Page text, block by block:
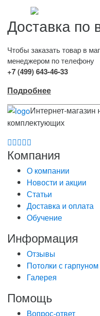
Доставка по
Чтобы заказать товар в
менеджером по телефону
+7 (499) 643-46-33
Подробнее
Интернет-магазин
комплектующих
Компания
О компании
Новости и акции
Статьи
Доставка и оплата
Обучение
Информация
Отзывы
Потолки с гарпуном
Галерея
Помощь
Вопрос-ответ